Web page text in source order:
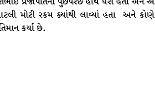
મોટી રકમ ક્યાંથી લાવ્યાં હતા અને કોણે
કર્યા છે.